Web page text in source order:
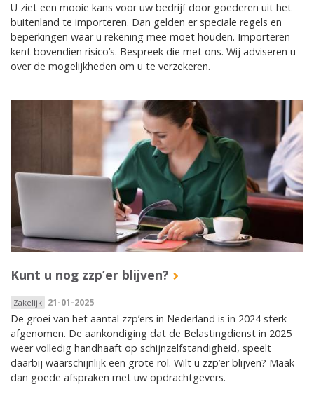
U ziet een mooie kans voor uw bedrijf door goederen uit het
buitenland te importeren. Dan gelden er speciale regels en
beperkingen waar u rekening mee moet houden. Importeren
kent bovendien risico’s. Bespreek die met ons. Wij adviseren u
over de mogelijkheden om u te verzekeren.
Kunt u nog zzp’er blijven?
Zakelijk 21-01-2025
De groei van het aantal zzp’ers in Nederland is in 2024 sterk
afgenomen. De aankondiging dat de Belastingdienst in 2025
weer volledig handhaaft op schijnzelfstandigheid, speelt
daarbij waarschijnlijk een grote rol. Wilt u zzp’er blijven? Maak
dan goede afspraken met uw opdrachtgevers.